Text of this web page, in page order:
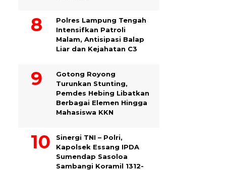
Polres Lampung Tengah
Intensifkan Patroli
Malam, Antisipasi Balap
Liar dan Kejahatan C3
Gotong Royong
Turunkan Stunting,
Pemdes Hebing Libatkan
Berbagai Elemen Hingga
Mahasiswa KKN
Sinergi TNI – Polri,
Kapolsek Essang IPDA
Sumendap Sasoloa
Sambangi Koramil 1312-